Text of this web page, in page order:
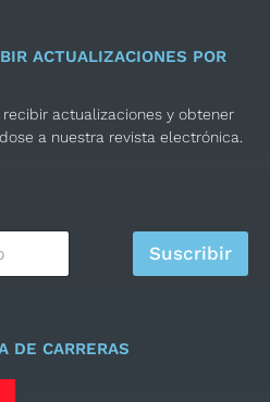
ACTUALIZACIONES POR
actualizaciones y obtener
a nuestra revista electrónica.
Suscribir
DE CARRERAS